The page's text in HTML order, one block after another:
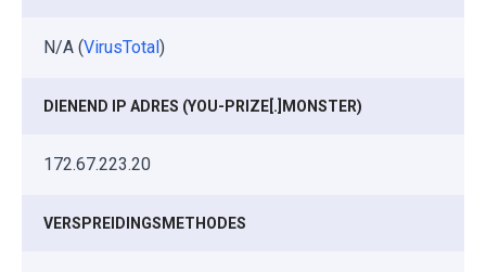
N/A (VirusTotal )
DIENEND IP ADRES (YOU-PRIZE[.]MONSTER)
172.67.223.20
VERSPREIDINGSMETHODES